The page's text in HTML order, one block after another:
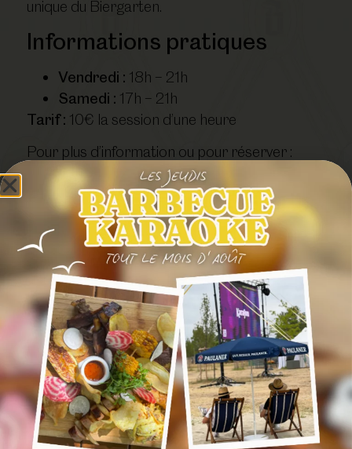
unique du Biergarten.
Informations pratiques
Vendredi : 18h – 21h
Samedi : 17h – 21h
Tarif : 10€ la session d’une heure
Pour plus d’information ou pour réserver :
cliquez ici!
À noter qu’il n’y aura pas de sessions les 7, 8,
14 et 15 août.